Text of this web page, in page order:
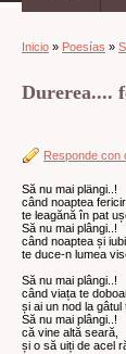
Inicio » Poesías »
Durerea....
Responde con
Să nu mai plängi..!
când noaptea
te leagănă în pat
Să nu mai plângi..!
când noaptea și
te duce-n lumea
Să nu mai plângi..!
când viața te
și ai un nod la gâtul
Să nu mai plângi..!
că vine altă seară,
și o să uiți de acel